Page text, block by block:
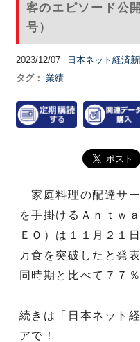
客のエピソード公
号）
2023/12/07 日本ネット経済
タグ： 業績
家庭料理の配達サー
を手掛けるＡｎｔｗ
ＥＯ）は１１月２１
万食を突破したと発
同時期と比べて７７
続きは「日本ネット
アで！